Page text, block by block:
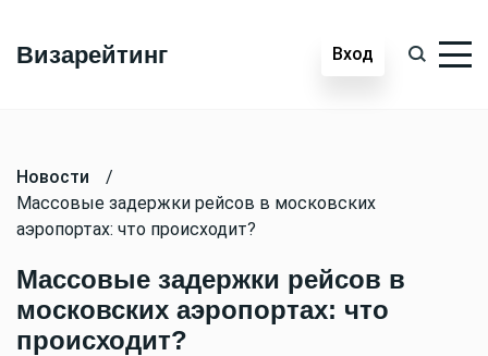
Визарейтинг Вход
Новости
/
Массовые задержки рейсов в московских
аэропортах: что происходит?
Массовые задержки рейсов в
московских аэропортах: что
происходит?